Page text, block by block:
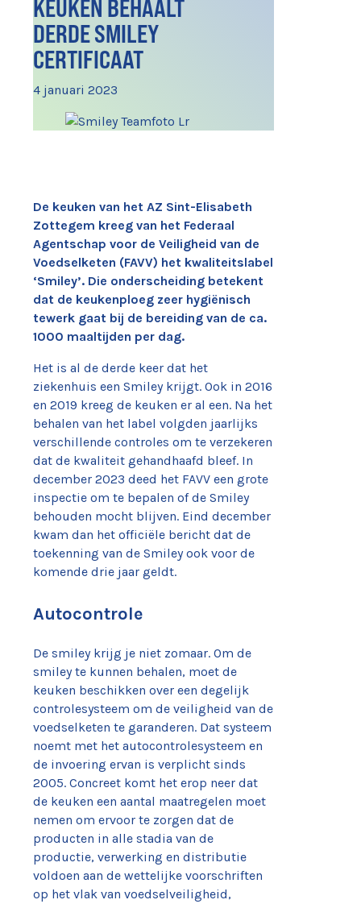
KEUKEN BEHAALT
DERDE SMILEY
CERTIFICAAT
4 januari 2023
De keuken van het AZ Sint-Elisabeth
Zottegem kreeg van het Federaal
Agentschap voor de Veiligheid van de
Voedselketen (FAVV) het kwaliteitslabel
‘Smiley’. Die onderscheiding betekent
dat de keukenploeg zeer hygiënisch
tewerk gaat bij de bereiding van de ca.
1000 maaltijden per dag.
Het is al de derde keer dat het
ziekenhuis een Smiley krijgt. Ook in 2016
en 2019 kreeg de keuken er al een. Na het
behalen van het label volgden jaarlijks
verschillende controles om te verzekeren
dat de kwaliteit gehandhaafd bleef. In
december 2023 deed het FAVV een grote
inspectie om te bepalen of de Smiley
behouden mocht blijven. Eind december
kwam dan het officiële bericht dat de
toekenning van de Smiley ook voor de
komende drie jaar geldt.
Autocontrole
De smiley krijg je niet zomaar. Om de
smiley te kunnen behalen, moet de
keuken beschikken over een degelijk
controlesysteem om de veiligheid van de
voedselketen te garanderen. Dat systeem
noemt met het autocontrolesysteem en
de invoering ervan is verplicht sinds
2005. Concreet komt het erop neer dat
de keuken een aantal maatregelen moet
nemen om ervoor te zorgen dat de
producten in alle stadia van de
productie, verwerking en distributie
voldoen aan de wettelijke voorschriften
op het vlak van voedselveiligheid,